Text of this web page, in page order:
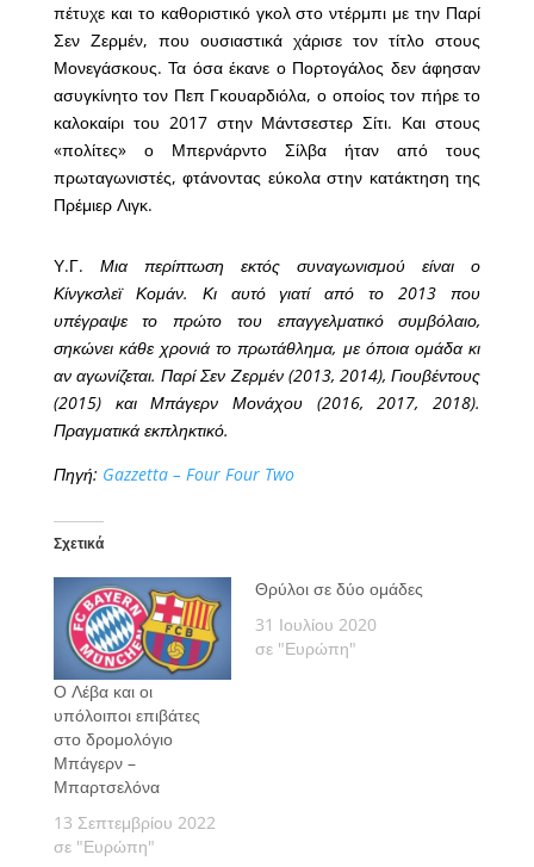
πέτυχε και το καθοριστικό γκολ στο ντέρμπι με την Παρί
Σεν Ζερμέν, που ουσιαστικά χάρισε τον τίτλο στους
Μονεγάσκους. Τα όσα έκανε ο Πορτογάλος δεν άφησαν
ασυγκίνητο τον Πεπ Γκουαρδιόλα, ο οποίος τον πήρε το
καλοκαίρι του 2017 στην Μάντσεστερ Σίτι. Και στους
«πολίτες» ο Μπερνάρντο Σίλβα ήταν από τους
πρωταγωνιστές, φτάνοντας εύκολα στην κατάκτηση της
Πρέμιερ Λιγκ.
Υ.Γ. Μια περίπτωση εκτός συναγωνισμού είναι ο
Κίνγκσλεϊ Κομάν. Κι αυτό γιατί από το 2013 που
υπέγραψε το πρώτο του επαγγελματικό συμβόλαιο,
σηκώνει κάθε χρονιά το πρωτάθλημα, με όποια ομάδα κι
αν αγωνίζεται. Παρί Σεν Ζερμέν (2013, 2014), Γιουβέντους
(2015) και Μπάγερν Μονάχου (2016, 2017, 2018).
Πραγματικά εκπληκτικό.
Πηγή: Gazzetta – Four Four Two
Σχετικά
Ο Λέβα και οι
υπόλοιποι επιβάτες
στο δρομολόγιο
Μπάγερν –
Μπαρτσελόνα
13 Σεπτεμβρίου 2022
σε "Ευρώπη"
Θρύλοι σε δύο ομάδες
31 Ιουλίου 2020
σε "Ευρώπη"